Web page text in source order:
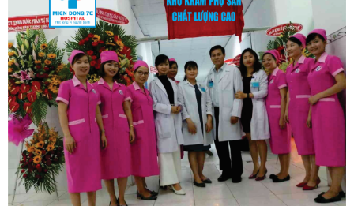
Hội nghị khoa học Điều dưỡng năm 2023
30/10/2023
DỊCH VỤ